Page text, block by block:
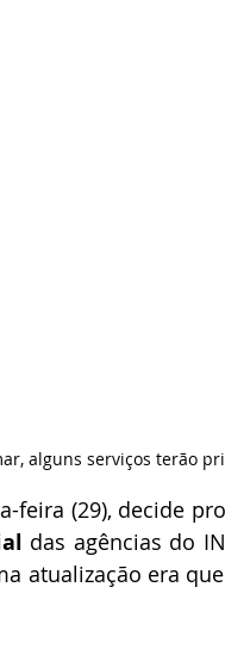
alguns serviços terão
feira (29), decide
das agências do
atualização era